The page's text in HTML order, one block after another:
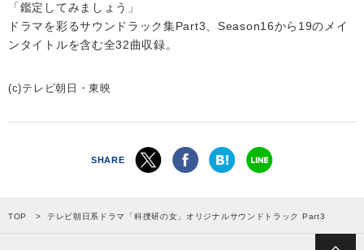
「鑑定してみましょう」
ドラマを彩るサウンドラック集Part3、Season16から19のメイ
ンタイトルを含む全32曲収録。
(c)テレビ朝日・東映
SHARE
TOP テレビ朝日系ドラマ「科捜研の女」オリジナルサウンドトラック Part3